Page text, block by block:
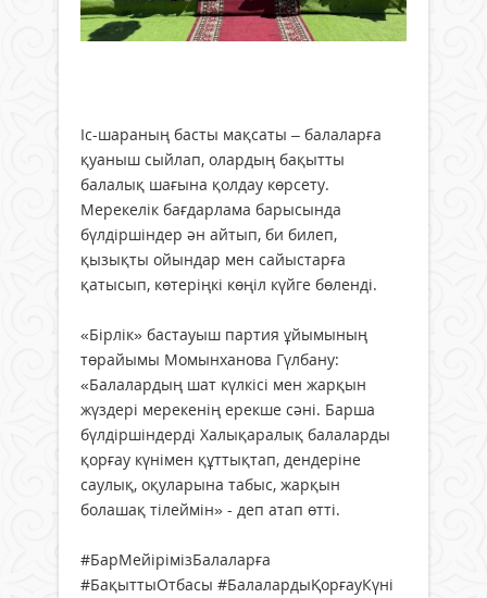
Іс-шараның басты мақсаты – балаларға
қуаныш сыйлап, олардың бақытты
балалық шағына қолдау көрсету.
Мерекелік бағдарлама барысында
бүлдіршіндер ән айтып, би билеп,
қызықты ойындар мен сайыстарға
қатысып, көтеріңкі көңіл күйге бөленді.
«Бірлік» бастауыш партия ұйымының
төрайымы Момынханова Гүлбану:
«Балалардың шат күлкісі мен жарқын
жүздері мерекенің ерекше сәні. Барша
бүлдіршіндерді Халықаралық балаларды
қорғау күнімен құттықтап, дендеріне
саулық, оқуларына табыс, жарқын
болашақ тілеймін» - деп атап өтті.
#БарМейірімізБалаларға
#БақыттыОтбасы #БалалардыҚорғауКүні